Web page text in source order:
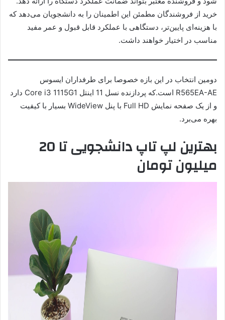
خرید از فروشندگان مطمئن این اطمینان را به دانشجویان می‌دهد که
با هزینه‌ای پایین‌تر، دستگاهی با عملکرد قابل قبول و عمر مفید
مناسب در اختیار خواهند داشت.
دومین انتخاب در این بازه خصوصا برای طرفداران ایسوس
R565EA-AE است.که پردازنده نسل 11 اینتل Core i3 1115G1 دارد
و از یک صفحه نمایش Full HD با پنل WideView بسیار با کیفیت
بهره می‌برد.
بهترین لپ تاپ دانشجویی تا 20
میلیون تومان